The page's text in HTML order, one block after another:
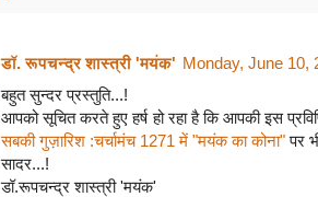
डॉ. रूपचन्द्र शास्त्री 'मयंक' Monday, June 10,
बहुत सुन्दर प्रस्तुति...!
आपको सूचित करते हुए हर्ष हो रहा है कि आपकी इस
सबकी गुज़ारिश :चर्चामंच 1271 में "मयंक का कोना"पर
सादर...!
डॉ.रूपचन्द्र शास्त्री 'मयंक'